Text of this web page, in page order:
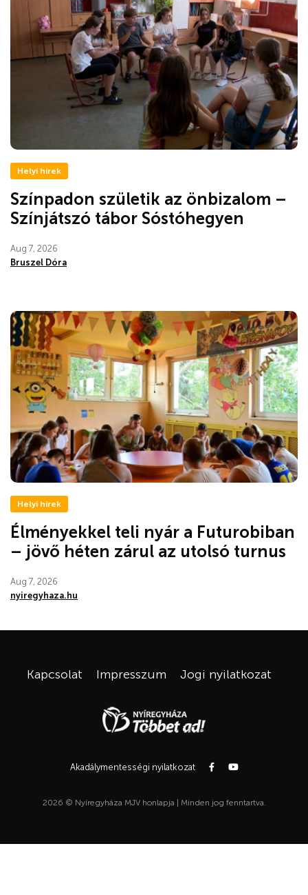
Helyi hírek
Színpadon születik az önbizalom –
Színjátszó tábor Sóstóhegyen
Aug 7, 2026
Bruszel Dóra
Helyi hírek
Élményekkel teli nyár a Futurobiban
– jövő héten zárul az utolsó turnus
Aug 7, 2026
nyiregyhaza.hu
Kapcsolat Impresszum Jogi nyilatkozat
Akadálymentességi nyilatkozat
2026 © Nyíregyháza MJV honlapja | Minden jog fenntartva.